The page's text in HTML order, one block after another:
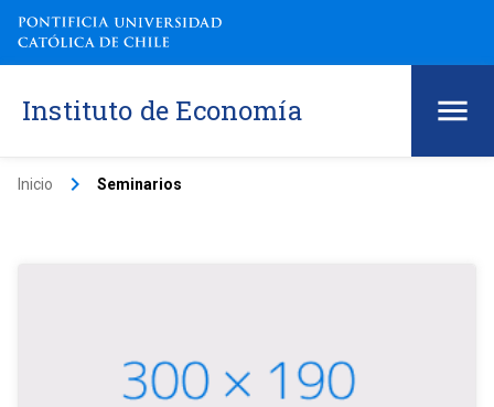
Instituto de Economía
Inicio keyboard_arrow_right Seminarios